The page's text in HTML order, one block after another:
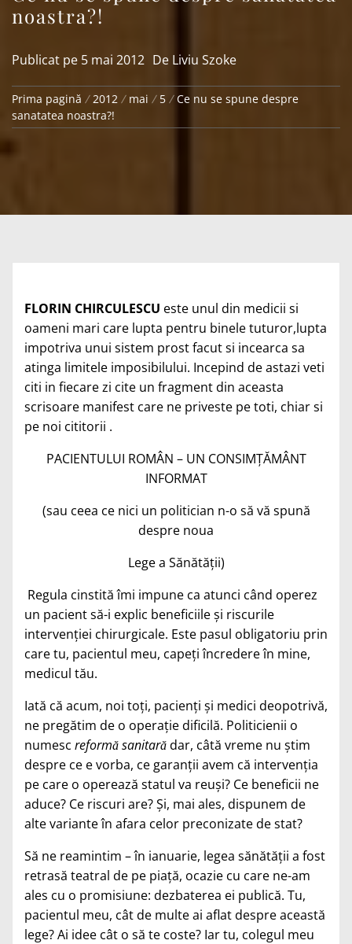
noastra?!
Publicat pe 5 mai 2012 De Liviu Szoke
Prima pagină 2012 mai 5
Ce nu se spune despre
sanatatea noastra?!
FLORIN CHIRCULESCU este unul din medicii si
oameni mari care lupta pentru binele tuturor,lupta
impotriva unui sistem prost facut si incearca sa
atinga limitele imposibilului. Incepind de astazi veti
citi in fiecare zi cite un fragment din aceasta
scrisoare manifest care ne priveste pe toti, chiar si
pe noi cititorii .
PACIENTULUI ROMÂN – UN CONSIMŢĂMÂNT
INFORMAT
(sau ceea ce nici un politician n-o să vă spună
despre noua
Lege a Sănătăţii)
Regula cinstită îmi impune ca atunci când operez
un pacient să-i explic beneficiile şi riscurile
intervenţiei chirurgicale. Este pasul obligatoriu prin
care tu, pacientul meu, capeţi încredere în mine,
medicul tău.
Iată că acum, noi toţi, pacienţi şi medici deopotrivă,
ne pregătim de o operaţie dificilă. Politicienii o
numesc reformă sanitarădar, câtă vreme nu ştim
despre ce e vorba, ce garanţii avem că intervenţia
pe care o operează statul va reuşi? Ce beneficii ne
aduce? Ce riscuri are? Şi, mai ales, dispunem de
alte variante în afara celor preconizate de stat?
Să ne reamintim – în ianuarie, legea sănătăţii a fost
retrasă teatral de pe piaţă, ocazie cu care ne-am
ales cu o promisiune: dezbaterea ei publică. Tu,
pacientul meu, cât de multe ai aflat despre această
lege? Ai idee cât o să te coste? Iar tu, colegul meu